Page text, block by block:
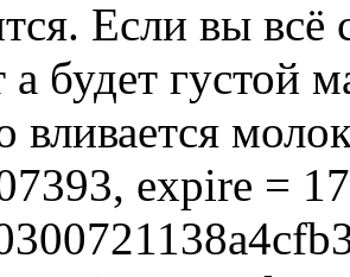
Если вы
а будет густой
вливается
expire =